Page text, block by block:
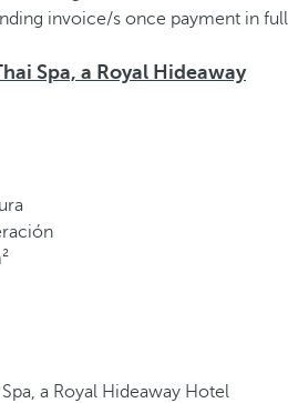
Spa, a Royal Hideaway
a Royal Hideaway Hotel